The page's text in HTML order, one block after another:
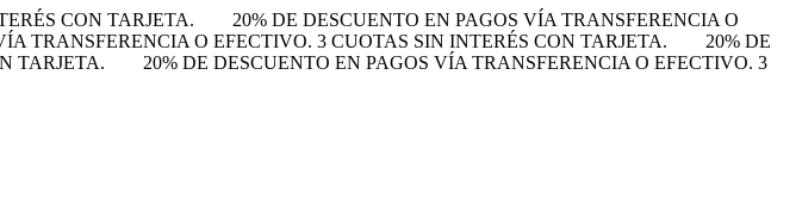
CON TARJETA.
20% DE DESCUENTO EN PAGOS VÍA TRANSFERENCIA O
TRANSFERENCIA O EFECTIVO. 3 CUOTAS SIN INTERÉS CON TARJETA.
20% DE
TARJETA.
20% DE DESCUENTO EN PAGOS VÍA TRANSFERENCIA O EFECTIVO. 3